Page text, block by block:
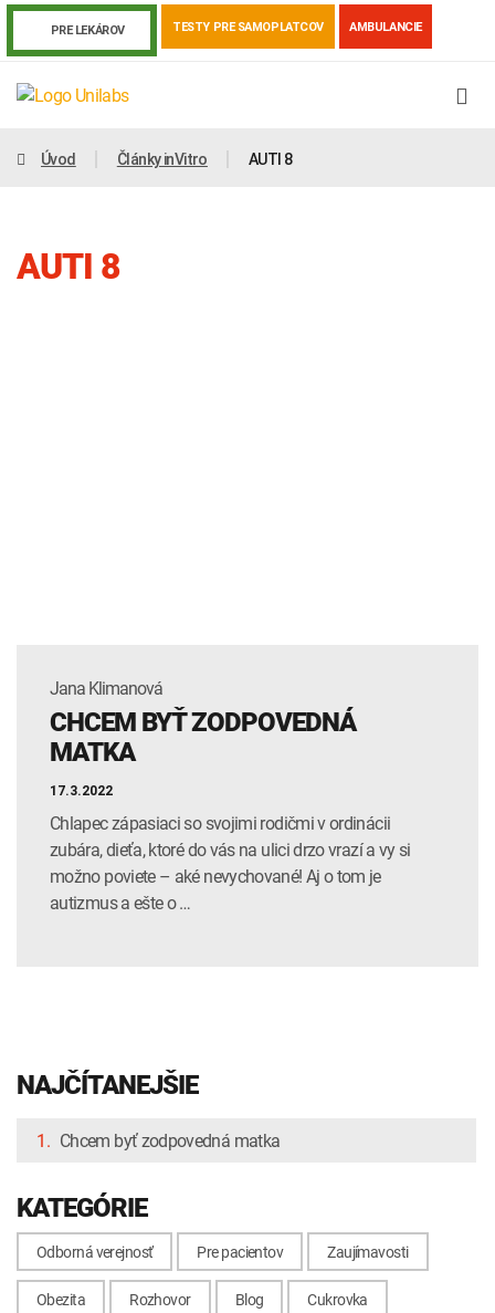
PRE LEKÁROV TESTY PRE SAMOPLATCOV AMBULANCIE
Úvod Články inVitro AUTI 8
AUTI 8
Jana Klimanová
CHCEM BYŤ ZODPOVEDNÁ
MATKA
17.3.2022
Chlapec zápasiaci so svojimi rodičmi v ordinácii
zubára, dieťa, ktoré do vás na ulici drzo vrazí a vy si
možno poviete – aké nevychované! Aj o tom je
autizmus a ešte o …
NAJČÍTANEJŠIE
1. Chcem byť zodpovedná matka
KATEGÓRIE
Odborná verejnosť Pre pacientov Zaujímavosti
Obezita Rozhovor Blog Cukrovka